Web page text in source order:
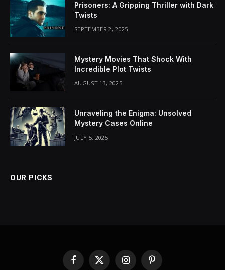
Prisoners: A Gripping Thriller with Dark
Twists
SEPTEMBER 2, 2025
Mystery Movies That Shock With
Incredible Plot Twists
AUGUST 13, 2025
Unraveling the Enigma: Unsolved
Mystery Cases Online
JULY 5, 2025
OUR PICKS
Facebook
X
InstagramPinterest